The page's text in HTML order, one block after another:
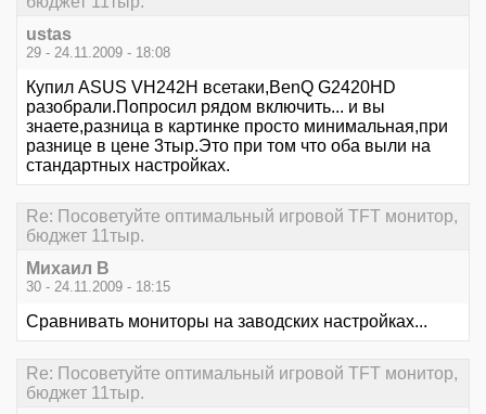
ustas
29 - 24.11.2009 - 18:08
Купил ASUS VH242H всетаки,BenQ G2420HD
разобрали.Попросил рядом включить... и вы
знаете,разница в картинке просто минимальная,при
разнице в цене 3тыр.Это при том что оба выли на
стандартных настройках.
Re: Посоветуйте оптимальный игровой TFT монитор,
бюджет 11тыр.
Михаил В
30 - 24.11.2009 - 18:15
Сравнивать мониторы на заводских настройках...
Re: Посоветуйте оптимальный игровой TFT монитор,
бюджет 11тыр.